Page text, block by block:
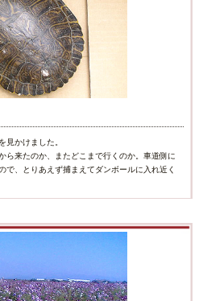
見かけました。
ら来たのか、またどこまで行くのか。車道側に
で、とりあえず捕まえてダンボールに入れ近く